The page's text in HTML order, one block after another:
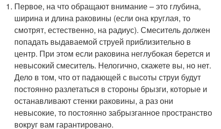
Первое, на что обращают внимание – это глубина,
ширина и длина раковины (если она круглая, то
смотрят, естественно, на радиус). Смеситель должен
попадать выдаваемой струей приблизительно в
центр. При этом если раковина неглубокая берется и
невысокий смеситель. Нелогично, скажете вы, но нет.
Дело в том, что от падающей с высоты струи будут
постоянно разлетаться в стороны брызги, которые и
останавливают стенки раковины, а раз они
невысокие, то постоянно забрызганное пространство
вокруг вам гарантировано.